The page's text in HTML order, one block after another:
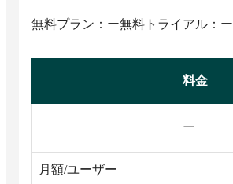
無料プラン：ー無料トライアル：ー
料金
ー
月額/ユーザー